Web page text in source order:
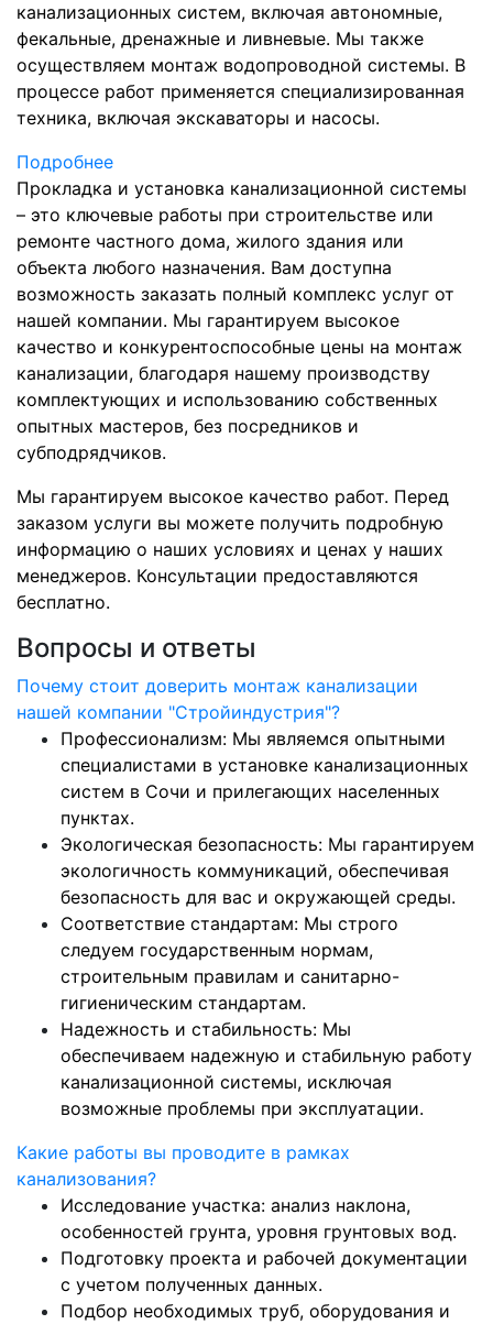
канализационных систем, включая автономные,
фекальные, дренажные и ливневые. Мы также
осуществляем монтаж водопроводной системы. В
процессе работ применяется специализированная
техника, включая экскаваторы и насосы.
Подробнее
Прокладка и установка канализационной системы
– это ключевые работы при строительстве или
ремонте частного дома, жилого здания или
объекта любого назначения. Вам доступна
возможность заказать полный комплекс услуг от
нашей компании. Мы гарантируем высокое
качество и конкурентоспособные цены на монтаж
канализации, благодаря нашему производству
комплектующих и использованию собственных
опытных мастеров, без посредников и
субподрядчиков.
Мы гарантируем высокое качество работ. Перед
заказом услуги вы можете получить подробную
информацию о наших условиях и ценах у наших
менеджеров. Консультации предоставляются
бесплатно.
Вопросы и ответы
Почему стоит доверить монтаж канализации
нашей компании "Стройиндустрия"?
Профессионализм: Мы являемся опытными
специалистами в установке канализационных
систем в Сочи и прилегающих населенных
пунктах.
Экологическая безопасность: Мы гарантируем
экологичность коммуникаций, обеспечивая
безопасность для вас и окружающей среды.
Соответствие стандартам: Мы строго
следуем государственным нормам,
строительным правилам и санитарно-
гигиеническим стандартам.
Надежность и стабильность: Мы
обеспечиваем надежную и стабильную работу
канализационной системы, исключая
возможные проблемы при эксплуатации.
Какие работы вы проводите в рамках
канализования?
Исследование участка: анализ наклона,
особенностей грунта, уровня грунтовых вод.
Подготовку проекта и рабочей документации
с учетом полученных данных.
Подбор необходимых труб, оборудования и